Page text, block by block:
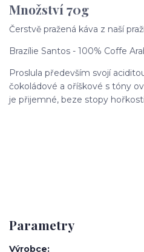
Množství 70g
Čerstvě pražená káva z naší
Brazílie Santos - 100% Coffe
Proslula především svojí
čokoládové a oříškové s tóny
je přijemné, beze stopy
Parametry
Výrobce